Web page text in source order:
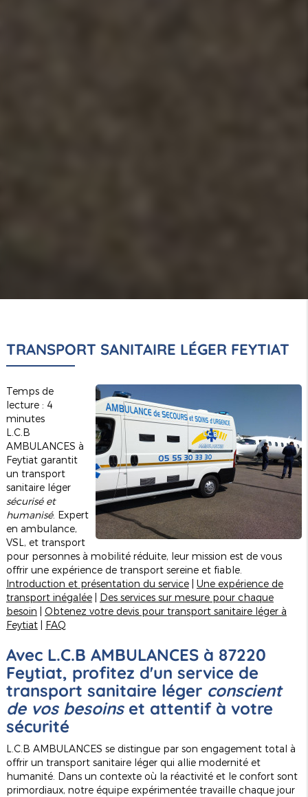
TRANSPORT SANITAIRE LÉGER FEYTIAT
Temps de
lecture : 4
minutes
L.C.B
AMBULANCES à
Feytiat garantit
un transport
sanitaire léger
sécurisé et
humanisé. Expert
en ambulance,
VSL, et transport
pour personnes à mobilité réduite, leur mission est de vous
offrir une expérience de transport sereine et fiable.
Introduction et présentation du service| Une expérience de
transport inégalée| Des services sur mesure pour chaque
besoin
Obtenez votre devis pour transport sanitaire léger à
Feytiat| FAQ
Avec L.C.B AMBULANCES à 87220
Feytiat, profitez d'un service de
transport sanitaire léger conscient
de vos besoinset attentif à votre
sécurité
L.C.B AMBULANCES se distingue par son engagement total à
offrir un transport sanitaire léger qui allie modernité et
humanité. Dans un contexte où la réactivité et le confort sont
primordiaux, notre équipe expérimentée travaille chaque jour